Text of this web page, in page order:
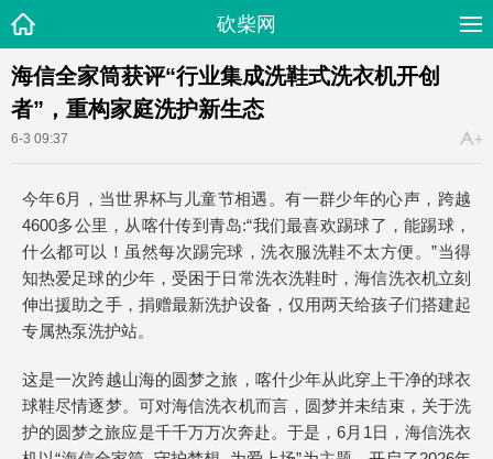
砍柴网
海信全家筒获评“行业集成洗鞋式洗衣机开创
者”，重构家庭洗护新生态
6-3 09:37
今年6月，当世界杯与儿童节相遇。有一群少年的心声，跨越
4600多公里，从喀什传到青岛:“我们最喜欢踢球了，能踢球，
什么都可以！虽然每次踢完球，洗衣服洗鞋不太方便。”当得
知热爱足球的少年，受困于日常洗衣洗鞋时，海信洗衣机立刻
伸出援助之手，捐赠最新洗护设备，仅用两天给孩子们搭建起
专属热泵洗护站。
这是一次跨越山海的圆梦之旅，喀什少年从此穿上干净的球衣
球鞋尽情逐梦。可对海信洗衣机而言，圆梦并未结束，关于洗
护的圆梦之旅应是千千万万次奔赴。于是，6月1日，海信洗衣